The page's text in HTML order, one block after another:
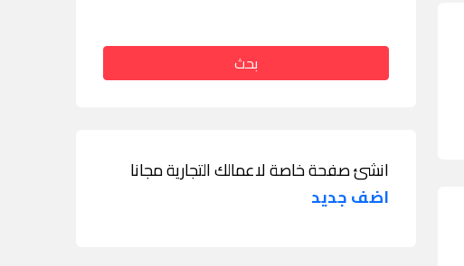
بحث
انشئ صفحة خاصة لاعمالك التجارية مجانا
اضف جديد